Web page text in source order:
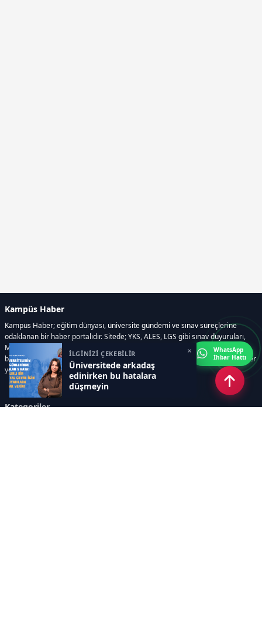
İLGİNİZİ ÇEKEBİLİR
Üniversitede arkadaş
edinirken bu hatalara
düşmeyin
×
Kampüs Haber
Kampüs Haber; eğitim dünyası, üniversite gündemi ve sınav süreçlerine
odaklanan bir haber portalıdır. Sitede; YKS, ALES, LGS gibi sınav duyuruları,
Milli Eğitim Bakanlığı gelişmeleri, üniversite haberleri, rehberlik içerikleri,
bilim ve teknoloji alanındaki yenilikler ile öğrenci yaşamına dair güncel bilgiler
yer alır.
Kategoriler
WhatsApp
İhbar Hattı